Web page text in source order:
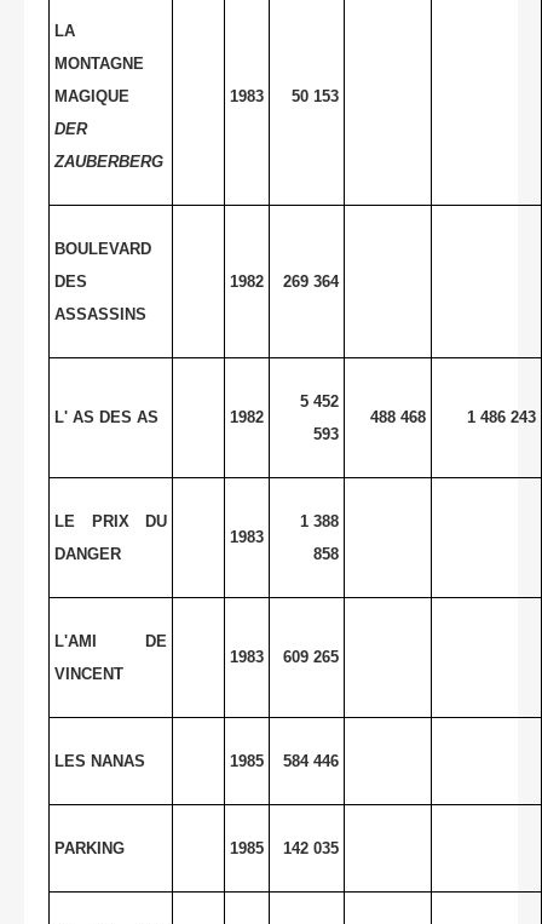
LA
MONTAGNE
MAGIQUE
DER
ZAUBERBERG
1983 50 153
BOULEVARD
DES
ASSASSINS
1982 269 364
L' AS DES AS 1982
5 452
593
488 468 1 486 243
LE PRIX DU
DANGER
1983
1 388
858
L'AMI DE
VINCENT
1983 609 265
LES NANAS 1985 584 446
PARKING 1985 142 035